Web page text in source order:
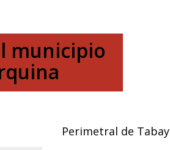
municipio
Perimetral de Tabay